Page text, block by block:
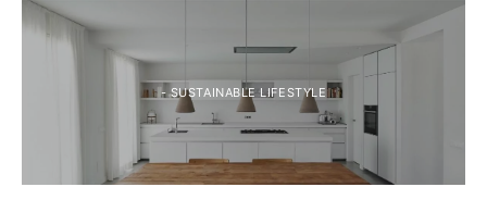
- SUSTAINABLE LIFESTYLE